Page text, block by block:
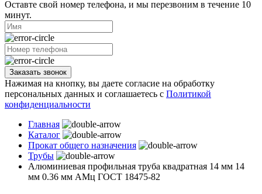
Оставте свой номер телефона, и мы перезвоним в течение 10
минут.
Заказать звонок
Нажимая на кнопку, вы даете согласие на обработку
персональных данных и соглашаетесь с Политикой
конфиденциальности
Главная
Каталог
Прокат общего назначения
Трубы
Алюминиевая профильная труба квадратная 14 мм 14
мм 0.36 мм АМц ГОСТ 18475-82